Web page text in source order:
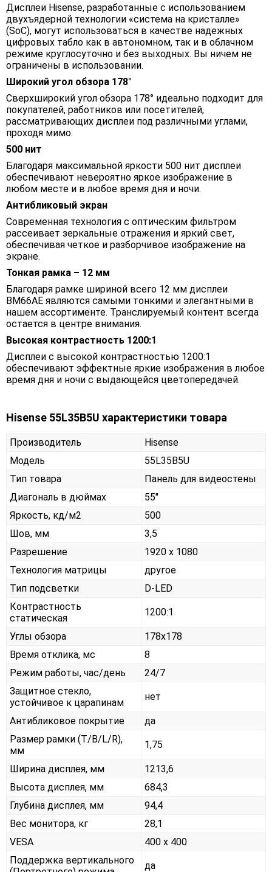
Дисплеи Hisense, разработанные с использованием
двухъядерной технологии «система на кристалле»
(SoC), могут использоваться в качестве надежных
цифровых табло как в автономном, так и в облачном
режиме круглосуточно и без выходных. Вы ничем не
ограничены в использовании.
Широкий угол обзора 178°
Сверхширокий угол обзора 178° идеально подходит для
покупателей, работников или посетителей,
рассматривающих дисплеи под различными углами,
проходя мимо.
500 нит
Благодаря максимальной яркости 500 нит дисплеи
обеспечивают невероятно яркое изображение в
любом месте и в любое время дня и ночи.
Антибликовый экран
Современная технология с оптическим фильтром
рассеивает зеркальные отражения и яркий свет,
обеспечивая четкое и разборчивое изображение на
экране.
Тонкая рамка – 12 мм
Благодаря рамке шириной всего 12 мм дисплеи
BM66AE являются самыми тонкими и элегантными в
нашем ассортименте. Транслируемый контент всегда
остается в центре внимания.
Высокая контрастность 1200:1
Дисплеи с высокой контрастностью 1200:1
обеспечивают эффектные яркие изображения в любое
время дня и ночи с выдающейся цветопередачей.
Hisense 55L35B5U характеристики товара
Производитель
Hisense
Модель
55L35B5U
Тип товара
Панель для видеостены
Диагональ в дюймах
55"
Яркость, кд/м2
500
Шов, мм
3,5
Разрешение
1920 x 1080
Технология матрицы
другое
Тип подсветки
D-LED
Контрастность
статическая
1200:1
Углы обзора
178x178
Время отклика, мс
8
Режим работы, час/день
24/7
Защитное стекло,
устойчивое к царапинам
нет
Антибликовое покрытие
да
Размер рамки (T/B/L/R),
мм
1,75
Ширина дисплея, мм
1213,6
Высота дисплея, мм
684,3
Глубина дисплея, мм
94,4
Вес монитора, кг
28,1
VESA
400 x 400
Поддержка вертикального
да